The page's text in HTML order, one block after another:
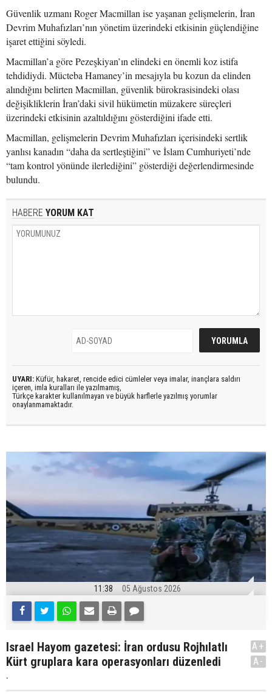
Güvenlik uzmanı Roger Macmillan ise yaşanan gelişmelerin, İran
Devrim Muhafızları’nın yönetim üzerindeki etkisinin güçlendiğine
işaret ettiğini söyledi.
Macmillan’a göre Pezeşkiyan’ın elindeki en önemli koz istifa
tehdidiydi. Mücteba Hamaney’in mesajıyla bu kozun da elinden
alındığını belirten Macmillan, güvenlik bürokrasisindeki olası
değişikliklerin İran’daki sivil hükümetin müzakere süreçleri
üzerindeki etkisinin azaltıldığını gösterdiğini ifade etti.
Macmillan, gelişmelerin Devrim Muhafızları içerisindeki sertlik
yanlısı kanadın “daha da sertleştiğini” ve İslam Cumhuriyeti’nde
“tam kontrol yönünde ilerlediğini” gösterdiği değerlendirmesinde
bulundu.
HABERE YORUM KAT
UYARI: Küfür, hakaret, rencide edici cümleler veya imalar, inançlara saldırı
içeren, imla kuralları ile yazılmamış,
Türkçe karakter kullanılmayan ve büyük harflerle yazılmış yorumlar
onaylanmamaktadır.
11:38 05 Ağustos 2026
Israel Hayom gazetesi: İran ordusu Rojhılatlı
Kürt gruplara kara operasyonları düzenledi
.
A+
A-